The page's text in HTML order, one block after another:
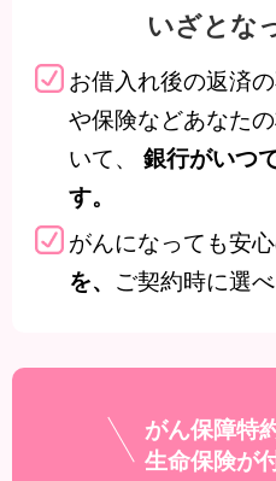
いざとな
お借入れ後の返済
や保険などあなた
いて、銀行がいつ
す。
がんになっても安
を、 ご契約時に選べ
がん保障特
生命保険が